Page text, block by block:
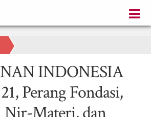
INDONESIA
Perang Fondasi,